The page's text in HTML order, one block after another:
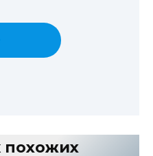
похожих